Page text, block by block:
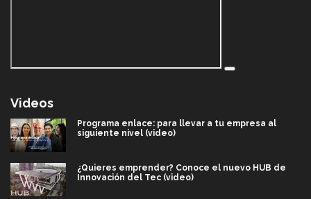
Videos
Programa enlace: para llevar a tu empresa al
siguiente nivel (video)
¿Quieres emprender? Conoce el nuevo HUB de
Innovación del Tec (video)